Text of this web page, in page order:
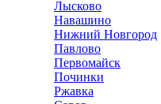
Лысково
Навашино
Нижний Новгород
Павлово
Первомайск
Починки
Ржавка